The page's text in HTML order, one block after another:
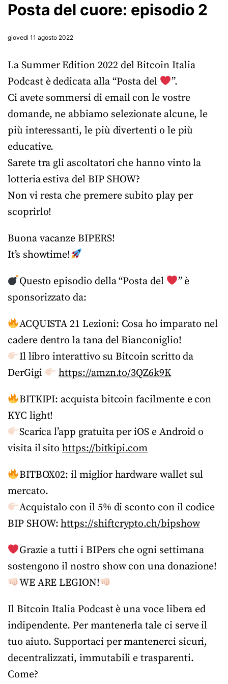
Posta del cuore: episodio 2
giovedì 11 agosto 2022
La Summer Edition 2022 del Bitcoin Italia
Podcast è dedicata alla “Posta del
”.
Ci avete sommersi di email con le vostre
domande, ne abbiamo selezionate alcune, le
più interessanti, le più divertenti o le più
educative.
Sarete tra gli ascoltatori che hanno vinto la
lotteria estiva del BIP SHOW?
Non vi resta che premere subito play per
scoprirlo!
Buona vacanze BIPERS!
It’s showtime!
Questo episodio della “Posta del
” è
sponsorizzato da:
ACQUISTA 21 Lezioni: Cosa ho imparato nel
cadere dentro la tana del Bianconiglio!
Il libro interattivo su Bitcoin scritto da
DerGigi
https://amzn.to/3QZ6k9K
BITKIPI: acquista bitcoin facilmente e con
KYC light!
Scarica l’app gratuita per iOS e Android o
visita il sitohttps://bitkipi.com
BITBOX02: il miglior hardware wallet sul
mercato.
Acquistalo con il 5% di sconto con il codice
BIP SHOW:https://shiftcrypto.ch/bipshow
Grazie a tutti i BIPers che ogni settimana
sostengono il nostro show con una donazione!
WE ARE LEGION!
Il Bitcoin Italia Podcast è una voce libera ed
indipendente. Per mantenerla tale ci serve il
tuo aiuto. Supportaci per mantenerci sicuri,
decentralizzati, immutabili e trasparenti.
Come?